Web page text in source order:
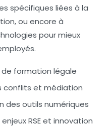
spécifiques liées à la
ou encore à
pour mieux
formation légale
conflits et médiation
des outils numériques
RSE et innovation